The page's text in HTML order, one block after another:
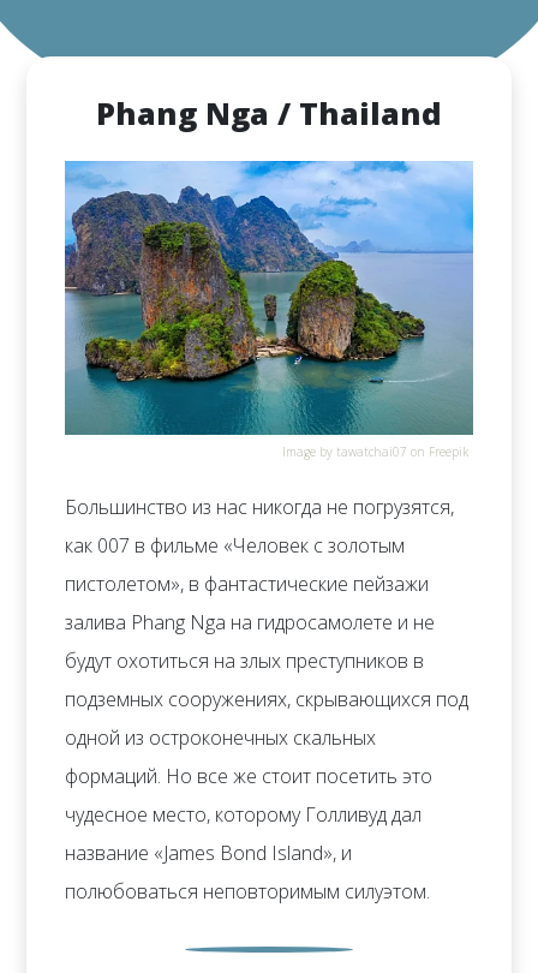
Phang Nga / Thailand
Image by tawatchai07 on Freepik
Большинство из нас никогда не погрузятся,
как 007 в фильме «Человек с золотым
пистолетом», в фантастические пейзажи
залива Phang Nga на гидросамолете и не
будут охотиться на злых преступников в
подземных сооружениях, скрывающихся под
одной из остроконечных скальных
формаций. Но все же стоит посетить это
чудесное место, которому Голливуд дал
название «James Bond Island», и
полюбоваться неповторимым силуэтом.